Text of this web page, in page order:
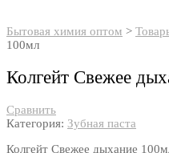
Бытовая химия оптом >
100мл
Колгейт Свежее
Сравнить
Категория: Зубная паста
Колгейт Свежее дыхание